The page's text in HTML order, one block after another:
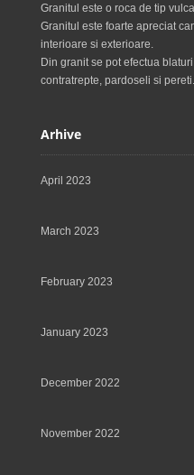
Granitul este o roca de tip
Granitul este foarte apreciat
interioare si exterioare.
Din granit se pot efectua
contratrepte, pardoseli si pereti.
Arhive
April 2023
March 2023
February 2023
January 2023
December 2022
November 2022